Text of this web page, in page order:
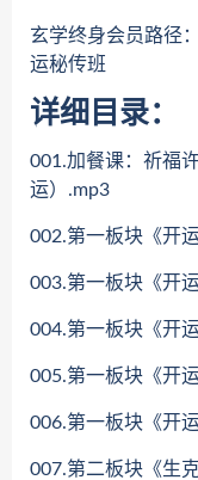
玄学终身会员路径
运秘传班
详细目录：
001.加餐课：祈福
运）.mp3
002.第一板块《开
003.第一板块《开
004.第一板块《开
005.第一板块《开
006.第一板块《开
007.第二板块《生